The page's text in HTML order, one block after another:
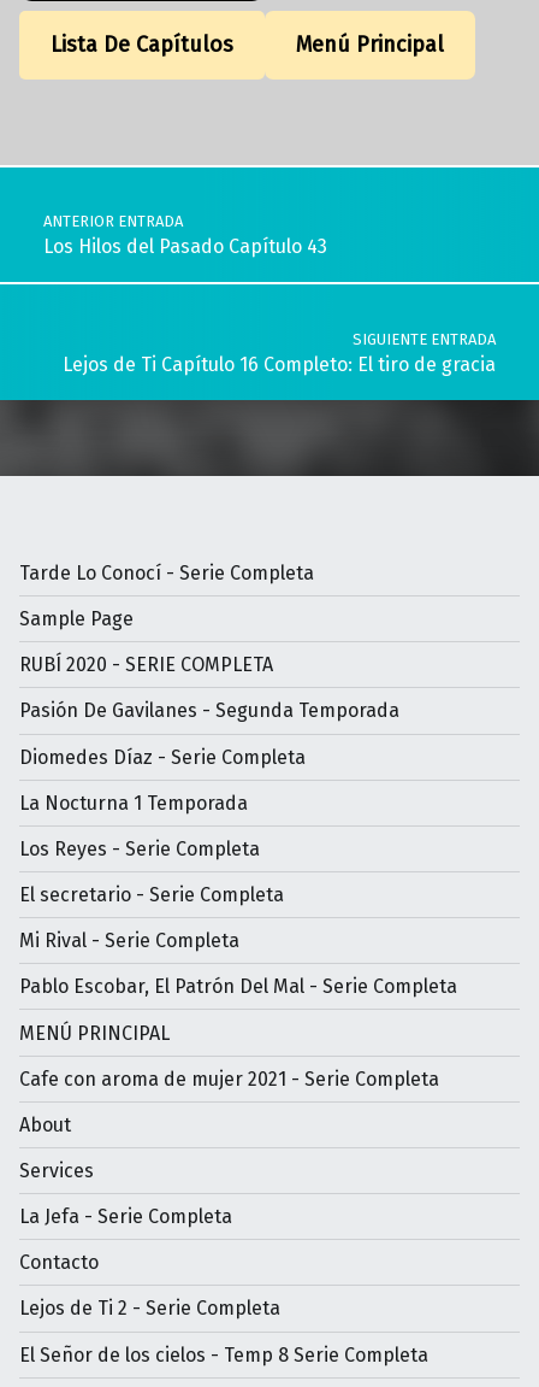
Lista De Capítulos Menú Principal
Navegación de entradas
ANTERIOR ENTRADA
Los Hilos del Pasado Capítulo 43
SIGUIENTE ENTRADA
Lejos de Ti Capítulo 16 Completo: El tiro de gracia
Tarde Lo Conocí - Serie Completa
Sample Page
RUBÍ 2020 - SERIE COMPLETA
Pasión De Gavilanes - Segunda Temporada
Diomedes Díaz - Serie Completa
La Nocturna 1 Temporada
Los Reyes - Serie Completa
El secretario - Serie Completa
Mi Rival - Serie Completa
Pablo Escobar, El Patrón Del Mal - Serie Completa
MENÚ PRINCIPAL
Cafe con aroma de mujer 2021 - Serie Completa
About
Services
La Jefa - Serie Completa
Contacto
Lejos de Ti 2 - Serie Completa
El Señor de los cielos - Temp 8 Serie Completa